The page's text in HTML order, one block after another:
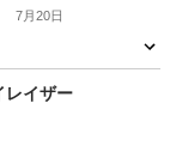
7月20日
レイザー